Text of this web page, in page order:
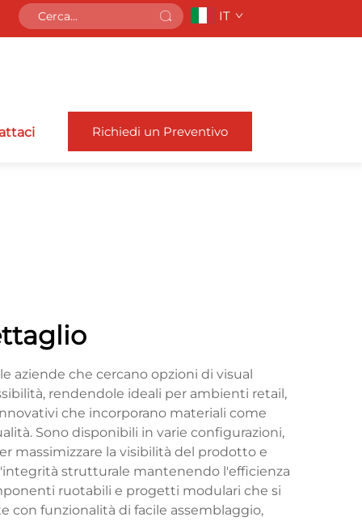
IT
Richiedi un Preventivo
aziende che cercano opzioni di visual
rendendole ideali per ambienti retail,
che incorporano materiali come
Sono disponibili in varie configurazioni,
massimizzare la visibilità del prodotto e
strutturale mantenendo l'efficienza
ruotabili e progetti modulari che si
con funzionalità di facile assemblaggio,